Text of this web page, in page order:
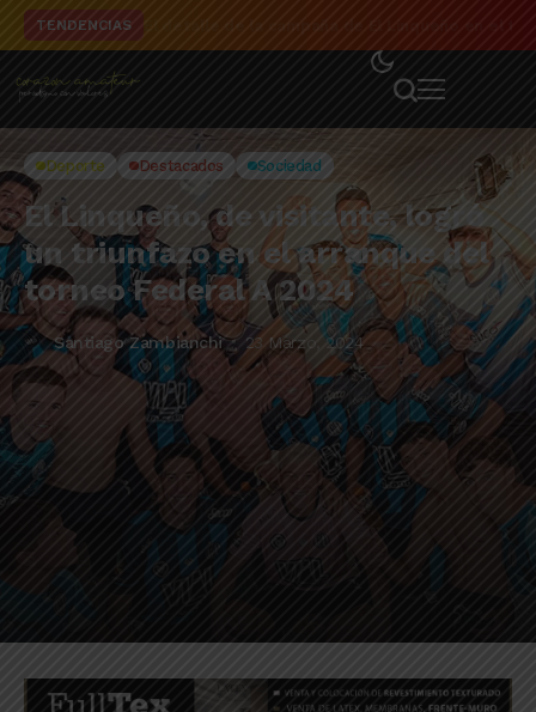
TENDENCIAS
Deporte Destacados Sociedad
El Linqueño, de visitante, logró
un triunfazo en el arranque del
torneo Federal A 2024
Santiago Zambianchi 23 Marzo, 2024